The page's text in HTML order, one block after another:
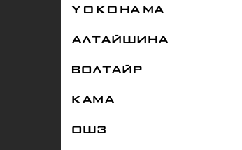
YOKOHAMA
АЛТАЙШИНА
ВОЛТАЙР
КАМА
ОШЗ